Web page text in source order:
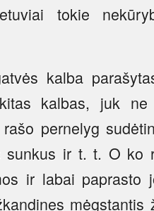
tokie
kalba
kalbas, juk
pernelyg
ir t. t. O ko
ir labai
mėgstantis